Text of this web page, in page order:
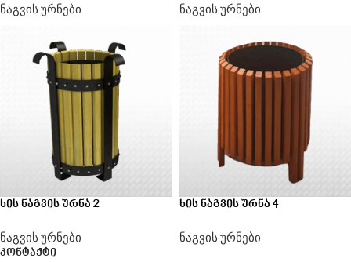
ნაგვის ურნები ნაგვის ურნები
ხის ნაგვის ურნა 2
ნაგვის ურნები
ხის ნაგვის ურნა 4
ნაგვის ურნები
კონტაქტი